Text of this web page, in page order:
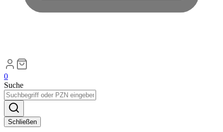
0
Suche
Schließen